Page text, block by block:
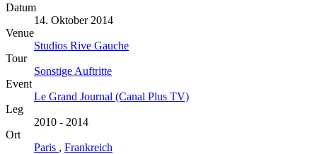
Datum
14. Oktober 2014
Venue
Studios Rive Gauche
Tour
Sonstige Auftritte
Event
Le Grand Journal (Canal Plus TV)
Leg
2010 - 2014
Ort
Paris , Frankreich